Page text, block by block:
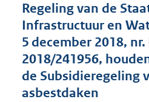
Regeling van de
Infrastructuur en
5 december 2018, nr.
2018/241956,
de Subsidieregeling
asbestdaken